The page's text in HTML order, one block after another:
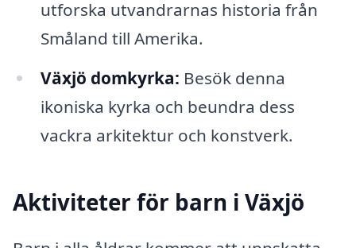
utforska utvandrarnas historia från
Småland till Amerika.
Växjö domkyrka: Besök denna
ikoniska kyrka och beundra dess
vackra arkitektur och konstverk.
Aktiviteter för barn i Växjö